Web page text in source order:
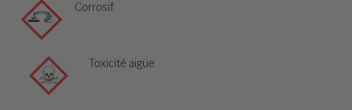
Corrosif
Toxicité aigüe